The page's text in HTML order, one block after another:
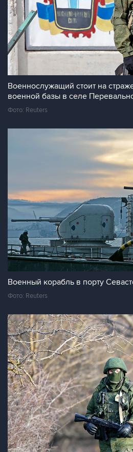
Военнослужащий стоит на
военной базы в селе
Фото: Reuters
Военный корабль в порту
Фото: Reuters